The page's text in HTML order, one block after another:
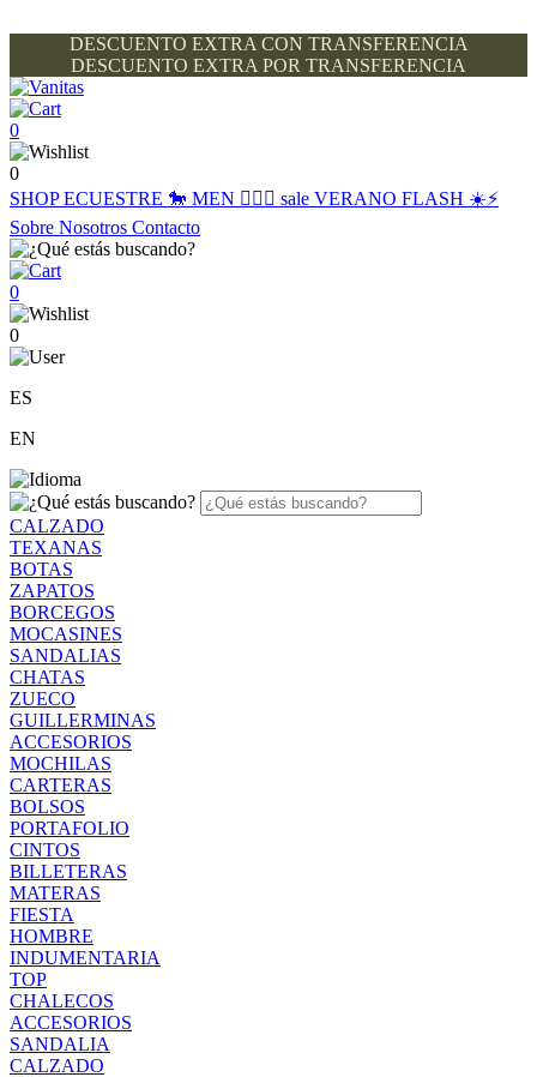
DESCUENTO EXTRA CON TRANSFERENCIA
DESCUENTO EXTRA POR TRANSFERENCIA
0
0
SHOPECUESTRE 🐎 MEN 🙋🏽‍♂️ sale VERANO FLASH ☀️⚡️
Sobre Nosotros Contacto
0
0
ES
EN
CALZADO
TEXANAS
BOTAS
ZAPATOS
BORCEGOS
MOCASINES
SANDALIAS
CHATAS
ZUECO
GUILLERMINAS
ACCESORIOS
MOCHILAS
CARTERAS
BOLSOS
PORTAFOLIO
CINTOS
BILLETERAS
MATERAS
FIESTA
HOMBRE
INDUMENTARIA
TOP
CHALECOS
ACCESORIOS
SANDALIA
CALZADO